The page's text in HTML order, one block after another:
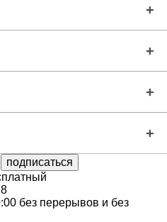
без перерывов и без